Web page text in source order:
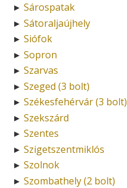
► Sárospatak
► Sátoraljaújhely
► Siófok
► Sopron
► Szarvas
► Szeged (3 bolt)
► Székesfehérvár (3 bolt)
► Szekszárd
► Szentes
► Szigetszentmiklós
► Szolnok
► Szombathely (2 bolt)